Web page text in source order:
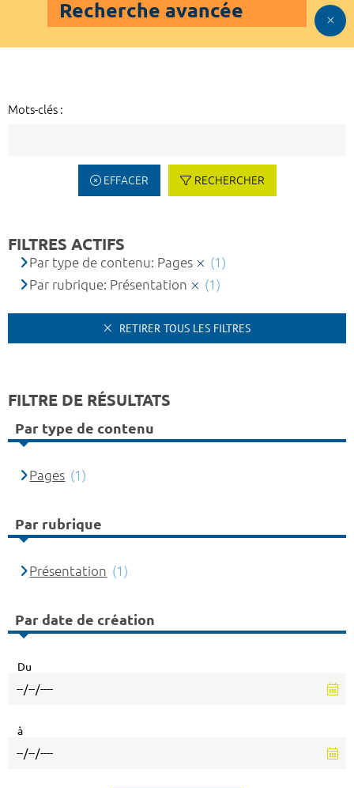
Recherche avancée
Mots-clés :
EFFACER RECHERCHER
FILTRES ACTIFS
Par type de contenu: Pages
(1)
Par rubrique: Présentation
(1)
RETIRER TOUS LES FILTRES
FILTRE DE RÉSULTATS
Par type de contenu
Pages (1)
Par rubrique
Présentation (1)
Par date de création
Du
à